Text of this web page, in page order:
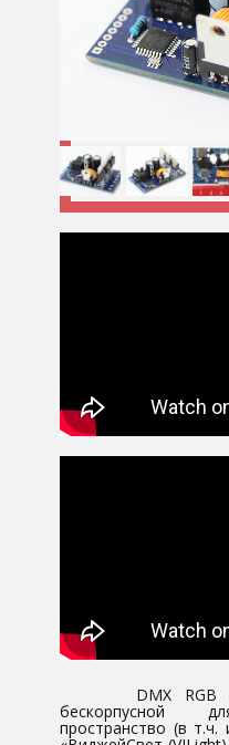
​DMX RGB (3
бескорпусной
пространство (в